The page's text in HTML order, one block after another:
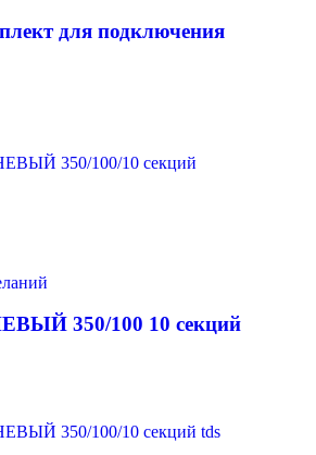
для подключения
350/100 10 секций